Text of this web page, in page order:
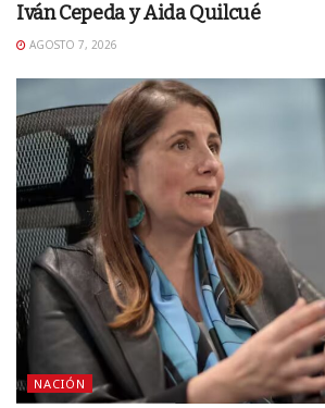
Iván Cepeda y Aida Quilcué
AGOSTO 7, 2026
NACIÓN